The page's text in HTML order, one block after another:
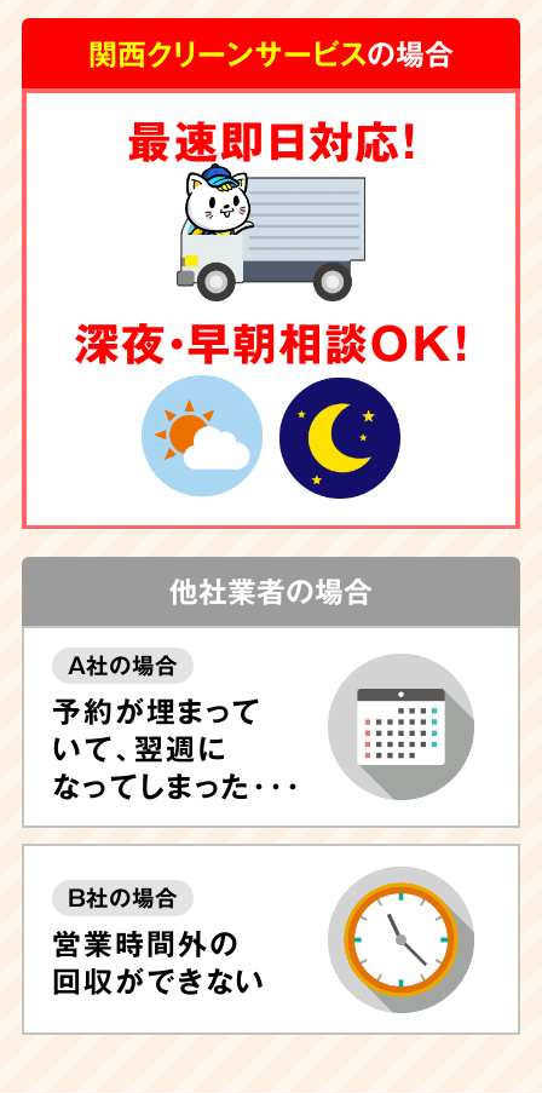
関西クリーンサービスの会計は非常にシンプル
です。お見積りの際に、わかりやすい内訳で提
示させて頂く料金が全てです。お客様の承諾の
ない勝手な追加費用は一切頂きません。
除菌・消臭・ハウス
クリーニングもお任せ
害虫駆除
しつこい汚れや臭いが気になる場合は清掃後に
除菌や脱臭、ハウスクリーニングも可能ですの
で、ぜひお任せ下さい。
専門的なノウハウに長
けたプロのスタッフが専門機器・特殊洗剤を用
いて迅速に対応いたします。
関西クリーンサービスの場合
最速即日対応！
深夜・早朝相談OK！
他社業者の場合
A社の場合
予約が埋まって
いて、翌週に
なってしまった･･･
B社の場合
営業時間外の
回収ができない